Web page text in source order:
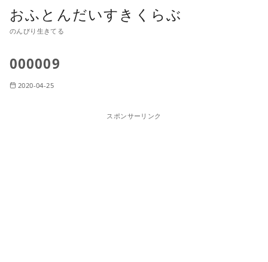
おふとんだいすきくらぶ
のんびり生きてる
000009
2020-04-25
スポンサーリンク